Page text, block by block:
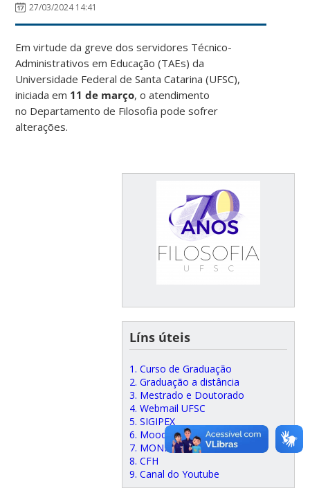
27/03/2024 14:41
Em virtude da greve dos servidores Técnico-
Administrativos em Educação (TAEs) da
Universidade Federal de Santa Catarina (UFSC),
iniciada em 11 de março, o atendimento
no Departamento de Filosofia pode sofrer
alterações.
Líns úteis
1. Curso de Graduação
2. Graduação a distância
3. Mestrado e Doutorado
4. Webmail UFSC
5. SIGIPEX
6. Moodle
7. MONI
8. CFH
9. Canal do Youtube